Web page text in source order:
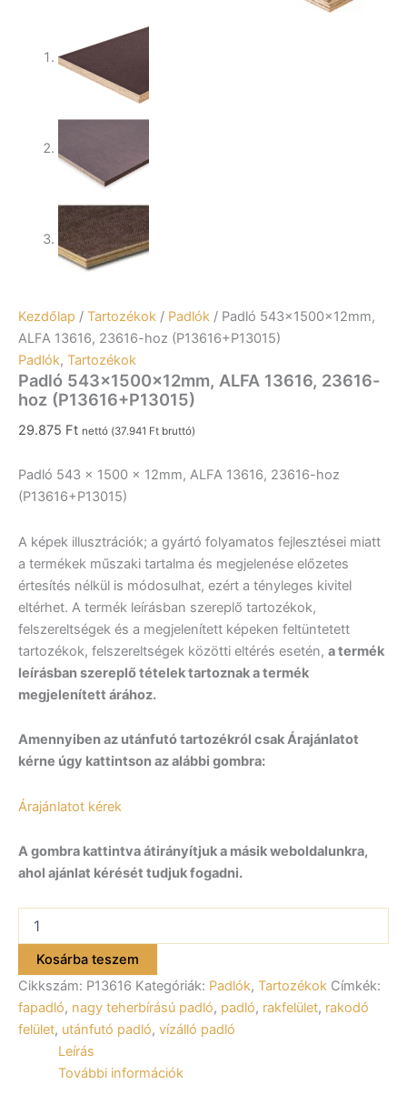
Kezdőlap / Tartozékok / Padlók / Padló 543x1500x12mm,
ALFA 13616, 23616-hoz (P13616+P13015)
Padlók, Tartozékok
Padló 543x1500x12mm, ALFA 13616, 23616-
hoz (P13616+P13015)
29.875 Ft nettó (37.941 Ft bruttó)
Padló 543 x 1500 x 12mm, ALFA 13616, 23616-hoz
(P13616+P13015)
A képek illusztrációk; a gyártó folyamatos fejlesztései miatt
a termékek műszaki tartalma és megjelenése előzetes
értesítés nélkül is módosulhat, ezért a tényleges kivitel
eltérhet. A termék leírásban szereplő tartozékok,
felszereltségek és a megjelenített képeken feltüntetett
tartozékok, felszereltségek közötti eltérés esetén, a termék
leírásban szereplő tételek tartoznak a termék
megjelenített árához.
Amennyiben az utánfutó tartozékról csak Árajánlatot
kérne úgy kattintson az alábbi gombra:
Árajánlatot kérek
A gombra kattintva átirányítjuk a másik weboldalunkra,
ahol ajánlat kérését tudjuk fogadni.
543x1500x12mm,
ALFA
13616,
23616-
hoz
(P13616+P13015)
mennyiség
Kosárba teszem
Cikkszám: P13616 Kategóriák: Padlók, Tartozékok Címkék:
fapadló, nagy teherbírású padló, padló, rakfelület, rakodó
felület, utánfutó padló, vízálló padló
Leírás
További információk